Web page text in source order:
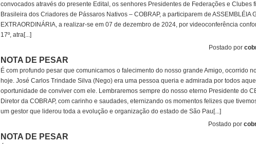
convocados através do presente Edital, os senhores Presidentes de Federações e Clubes
Brasileira dos Criadores de Pássaros Nativos – COBRAP, a participarem de ASSEMBLÉIA
EXTRAORDINÁRIA, a realizar-se em 07 de dezembro de 2024, por videoconferência
17º, atra[...]
Postado por
NOTA DE PESAR
É com profundo pesar que comunicamos o falecimento do nosso grande Amigo, ocorrido
hoje. José Carlos Trindade Silva (Nego) era uma pessoa queria e admirada por todos
oportunidade de conviver com ele. Lembraremos sempre do nosso eterno Presidente do
Diretor da COBRAP, com carinho e saudades, eternizando os momentos felizes que
um gestor que liderou toda a evolução e organização do estado de São Pau[...]
Postado por
NOTA DE PESAR